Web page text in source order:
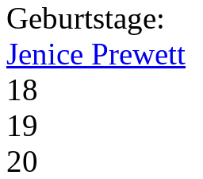
Geburtstage:
Jenice Prewett
18
19
20